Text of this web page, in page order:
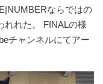
ならではの
れれた。 FINALの様
チャンネルにてアー